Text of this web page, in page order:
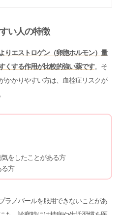
い人の特徴
りエストロゲン（卵胞ホルモン）量
くする作用が比較的強い薬です。そ
かかりやすい方は、血栓症リスクが
気をしたことがある方
る方
ラノバールを服用できないことがあ